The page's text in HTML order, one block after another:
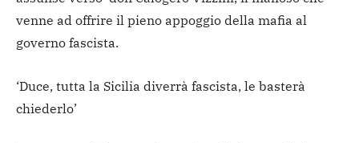
venne ad offrire il pieno appoggio della mafia al
governo fascista.
‘Duce, tutta la Sicilia diverrà fascista, le basterà
chiederlo’